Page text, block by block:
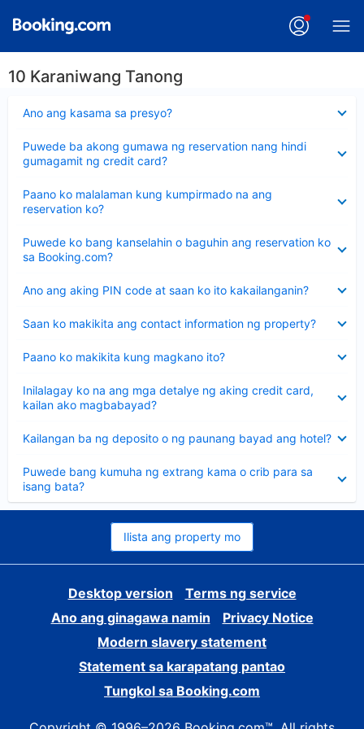
10 Karaniwang Tanong
Ano ang kasama sa presyo?
ang
Puwede ba akong gumawa ng reservation nang hindi
gumagamit ng credit card?
ang
sagot
Paano ko malalaman kung kumpirmado na ang
reservation ko?
ang
sagot
Puwede ko bang kanselahin o baguhin ang reservation ko
sa Booking.com?
ang
sagot
Ano ang aking PIN code at saan ko ito kakailanganin?
ang
Saan ko makikita ang contact information ng property?
ang
Paano ko makikita kung magkano ito?
ang
Inilalagay ko na ang mga detalye ng aking credit card,
kailan ako magbabayad?
ang
sagot
Kailangan ba ng deposito o ng paunang bayad ang hotel?
ang
Puwede bang kumuha ng extrang kama o crib para sa
isang bata?
ang
sagot
Ilista ang property mo
Desktop version
Terms ng service
Ano ang ginagawa namin
Privacy Notice
Modern slavery statement
Statement sa karapatang pantao
Tungkol sa Booking.com